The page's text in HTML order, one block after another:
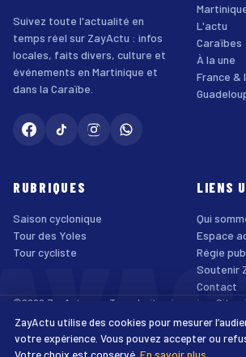
Suivez toute l'actualité en
temps réel sur ZayActu : infos
locales, faits divers, culture et
événements en Martinique et
dans la Caraïbe.
L'actu
Caraïbes
À la une
France &
RUBRIQUES
Saison cyclonique
Tour des Yoles
Tour cycliste
LIENS
Qui
Espace
Régie
Soutenir
Contact
©2026 ZayActu.org. Tous droits réservés. · Site
Agency
Mentions légales
Confidentialité Cookies
ZayActu utilise des cookies pour mesurer
votre expérience. Vous pouvez accepter ou
Votre choix est conservé. En savoir plus